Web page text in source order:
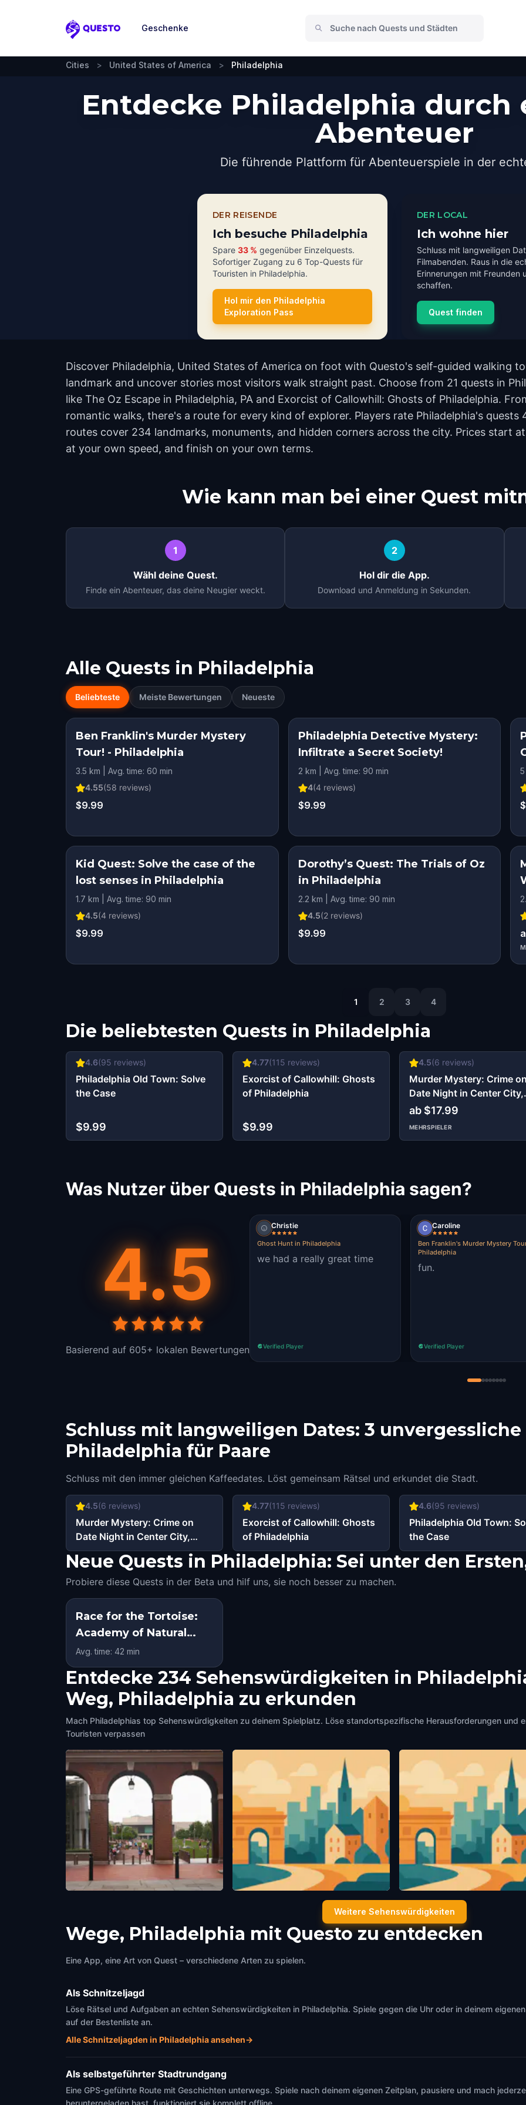
Questo
Geschenke
Cities > United States of America > Philadelphia
Entdecke Philadelphia durch
Abenteuer
Die führende Plattform für Abenteuerspiele in der
DER REISENDE
Ich besuche Philadelphia
Spare 33 % gegenüber Einzelquests.
Sofortiger Zugang zu 6 Top-Quests für
Touristen in Philadelphia.
Hol mir den Philadelphia
Exploration Pass
DER LOCAL
Ich wohne hier
Schluss mit langweiligen
Filmabenden. Raus in die
Erinnerungen mit Freunden
schaffen.
Quest finden
Discover Philadelphia, United States of America on foot with Questo's self-guided walking
landmark and uncover stories most visitors walk straight past. Choose from 21 quests in
like The Oz Escape in Philadelphia, PA and Exorcist of Callowhill: Ghosts of Philadelphia.
romantic walks, there's a route for every kind of explorer. Players rate Philadelphia's
routes cover 234 landmarks, monuments, and hidden corners across the city. Prices start
at your own speed, and finish on your own terms.
Wie kann man bei einer Quest
1
Wähl deine Quest.
Finde ein Abenteuer, das deine Neugier weckt.
2
Hol dir die App.
Download und Anmeldung in Sekunden.
Alle Quests in Philadelphia
Beliebteste Meiste Bewertungen Neueste
Ben Franklin's Murder Mystery
Tour! - Philadelphia
3.5 km | Avg. time: 60 min
4.55(58 reviews)
$9.99
Philadelphia Detective Mystery:
Infiltrate a Secret Society!
2 km | Avg. time: 90 min
4(4 reviews)
$9.99
Kid Quest: Solve the case of the
lost senses in Philadelphia
1.7 km | Avg. time: 90 min
4.5(4 reviews)
$9.99
Dorothy’s Quest: The Trials of Oz
in Philadelphia
2.2 km | Avg. time: 90 min
4.5(2reviews)
$9.99
1 2 3 4
Die beliebtesten Quests in Philadelphia
4.6(95 reviews)
Philadelphia Old Town: Solve
the Case
$9.99
4.77(115 reviews)
Exorcist of Callowhill: Ghosts
of Philadelphia
$9.99
4.5(6 reviews)
Murder Mystery: Crime on
Date Night in Center City,
Philadelphia
ab $17.99
MEHRSPIELER
Was Nutzer über Quests in Philadelphia sagen?
4.5
Basierend auf 605+ lokalen Bewertungen
Christie
Ghost Hunt in Philadelphia
we had a really great time
Verified Player
Caroline
Ben Franklin's Murder Mystery
Philadelphia
fun.
Verified Player
Schluss mit langweiligen Dates: 3
Philadelphia für Paare
Schluss mit den immer gleichen Kaffeedates. Löst gemeinsam Rätsel und erkundet die Stadt.
4.5(6 reviews)
Murder Mystery: Crime on
Date Night in Center City,
Philadelphia
4.77(115 reviews)
Exorcist of Callowhill: Ghosts
of Philadelphia
4.6(95 reviews)
Philadelphia Old Town:
the Case
Neue Quests in Philadelphia: Sei unter den
Probiere diese Quests in der Beta und hilf uns, sie noch besser zu machen.
Race for the Tortoise:
Academy of Natural
Sciences, Philadelphia
Avg. time: 42 min
Entdecke 234 Sehenswürdigkeiten in
Weg, Philadelphia zu erkunden
Mach Philadelphias top Sehenswürdigkeiten zu deinem Spielplatz. Löse standortspezifische Herausforderungen und
Touristen verpassen
United States of America
Philadelphia Muses Mural
Philadelphia,United States of
Weitere Sehenswürdigkeiten
Wege, Philadelphia mit Questo zu entdecken
Eine App, eine Art von Quest – verschiedene Arten zu spielen.
Als Schnitzeljagd
Löse Rätsel und Aufgaben an echten Sehenswürdigkeiten in Philadelphia. Spiele gegen die Uhr oder in deinem
auf der Bestenliste an.
Alle Schnitzeljagden in Philadelphia ansehen→
Als selbstgeführter Stadtrundgang
Eine GPS-geführte Route mit Geschichten unterwegs. Spiele nach deinem eigenen Zeitplan, pausiere und mach
heruntergeladen hast, funktioniert sie komplett offline.